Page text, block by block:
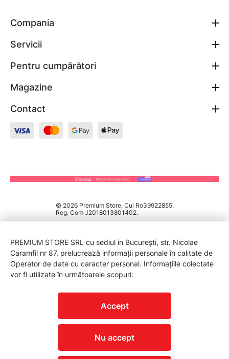
Compania
Servicii
Pentru cumpărători
Magazine
Contact
© 2026 Premium Store, Cui Ro39922855.
Reg. Com J2018013801402.
PREMIUM STORE SRL cu sediul in București, str. Nicolae
Caramfil nr 87, prelucrează informații personale în calitate de
Operator de date cu caracter personal. Informațiile colectate
vor fi utilizate în următoarele scopuri:
Accept
Nu accept